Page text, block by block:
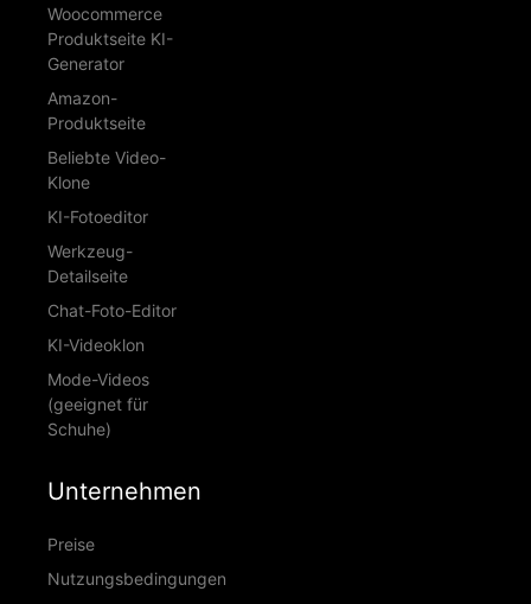
Woocommerce
Produktseite KI-
Generator
Amazon-
Produktseite
Beliebte Video-
Klone
KI-Fotoeditor
Werkzeug-
Detailseite
Chat-Foto-Editor
KI-Videoklon
Mode-Videos
(geeignet für
Schuhe)
Unternehmen
Preise
Nutzungsbedingungen